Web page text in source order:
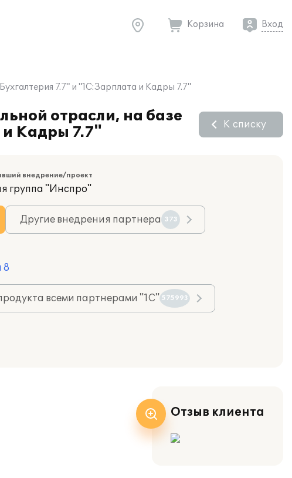
Корзина Вход
7.7" и "1С:Зарплата и Кадры 7.7"
отрасли, на базе
и Кадры 7.7"
К списку
внедрение/проект
группа "Инспро"
Другие внедрения партнера 373
8
всеми партнерами "1С" 575993
Отзыв клиента